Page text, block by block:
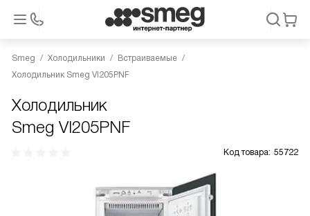
Smeg Холодильники
Встраиваемые
Холодильник Smeg VI205PNF
Холодильник
Smeg VI205PNF
Код товара: 55722